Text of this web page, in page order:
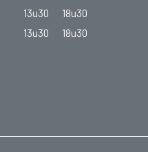
13u30
18u30
13u30
18u30